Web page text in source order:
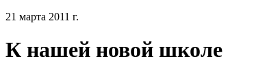
21 марта 2011 г.
К нашей новой школе